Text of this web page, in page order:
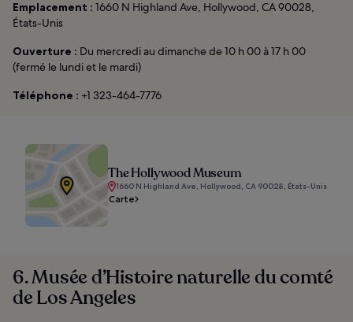
Emplacement : 1660 N Highland Ave, Hollywood, CA 90028,
États-Unis
Ouverture : Du mercredi au dimanche de 10 h 00 à 17 h 00
(fermé le lundi et le mardi)
Téléphone : +1 323-464-7776
The Hollywood Museum
1660 N Highland Ave, Hollywood, CA 90028, États-Unis
Carte
6. Musée d’Histoire naturelle du comté
de Los Angeles